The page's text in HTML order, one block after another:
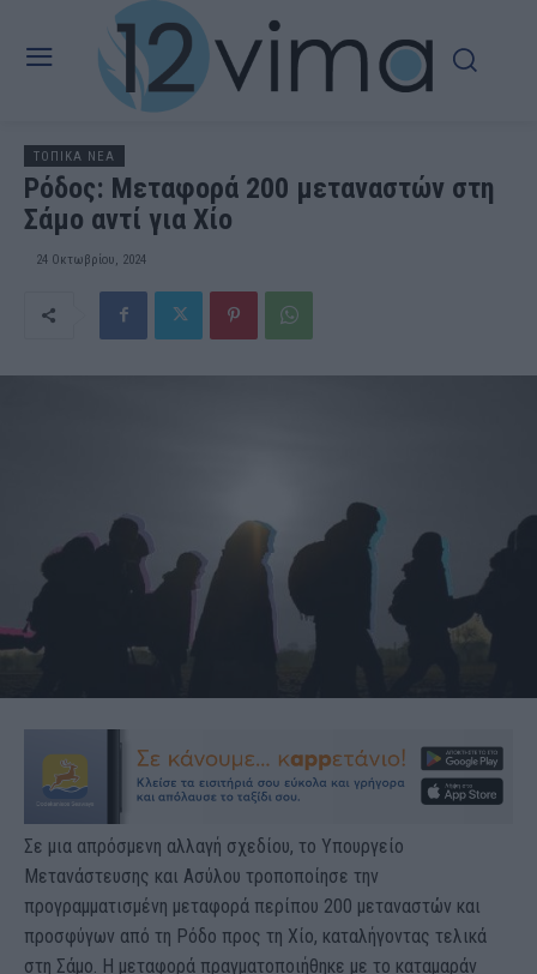
ΤΟΠΙΚΑ ΝΕΑ
Ρόδος: Μεταφορά 200 μεταναστών στη
Σάμο αντί για Χίο
24 Οκτωβρίου, 2024
Σε μια απρόσμενη αλλαγή σχεδίου, το Υπουργείο
Μετανάστευσης και Ασύλου τροποποίησε την
προγραμματισμένη μεταφορά περίπου 200 μεταναστών και
προσφύγων από τη Ρόδο προς τη Χίο, καταλήγοντας τελικά
στη Σάμο. Η μεταφορά πραγματοποιήθηκε με το καταμαράν